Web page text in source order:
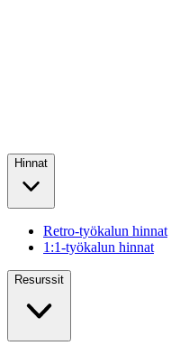
Hinnat
Retro-työkalun hinnat
1:1-työkalun hinnat
Resurssit